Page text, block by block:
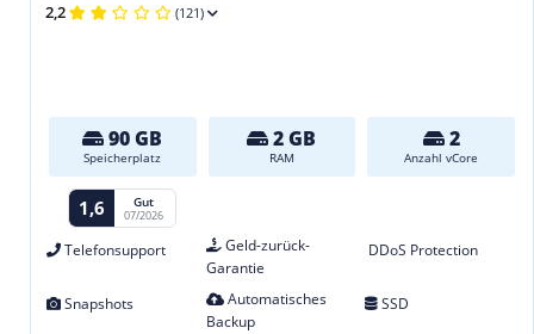
2,2 (121)
90 GB
Speicherplatz
2 GB
RAM
2
Anzahl vCore
1,6 Gut
07/2026
Telefonsupport
Geld-zurück-
Garantie
DDoS Protection
Snapshots
Automatisches
Backup
SSD